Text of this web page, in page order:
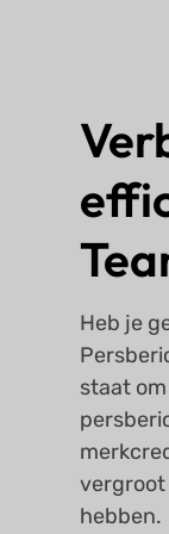
Heb je
staat
vergroot
hebben.